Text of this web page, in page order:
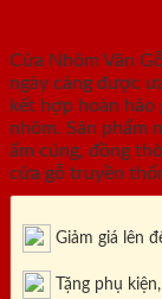
Cửa Nhôm Vân
ngày càng được
kết hợp hoàn hảo
nhôm. Sản phẩm
ấm cúng, đồng
cửa gỗ truyền
Giảm giá lên
Tặng phụ